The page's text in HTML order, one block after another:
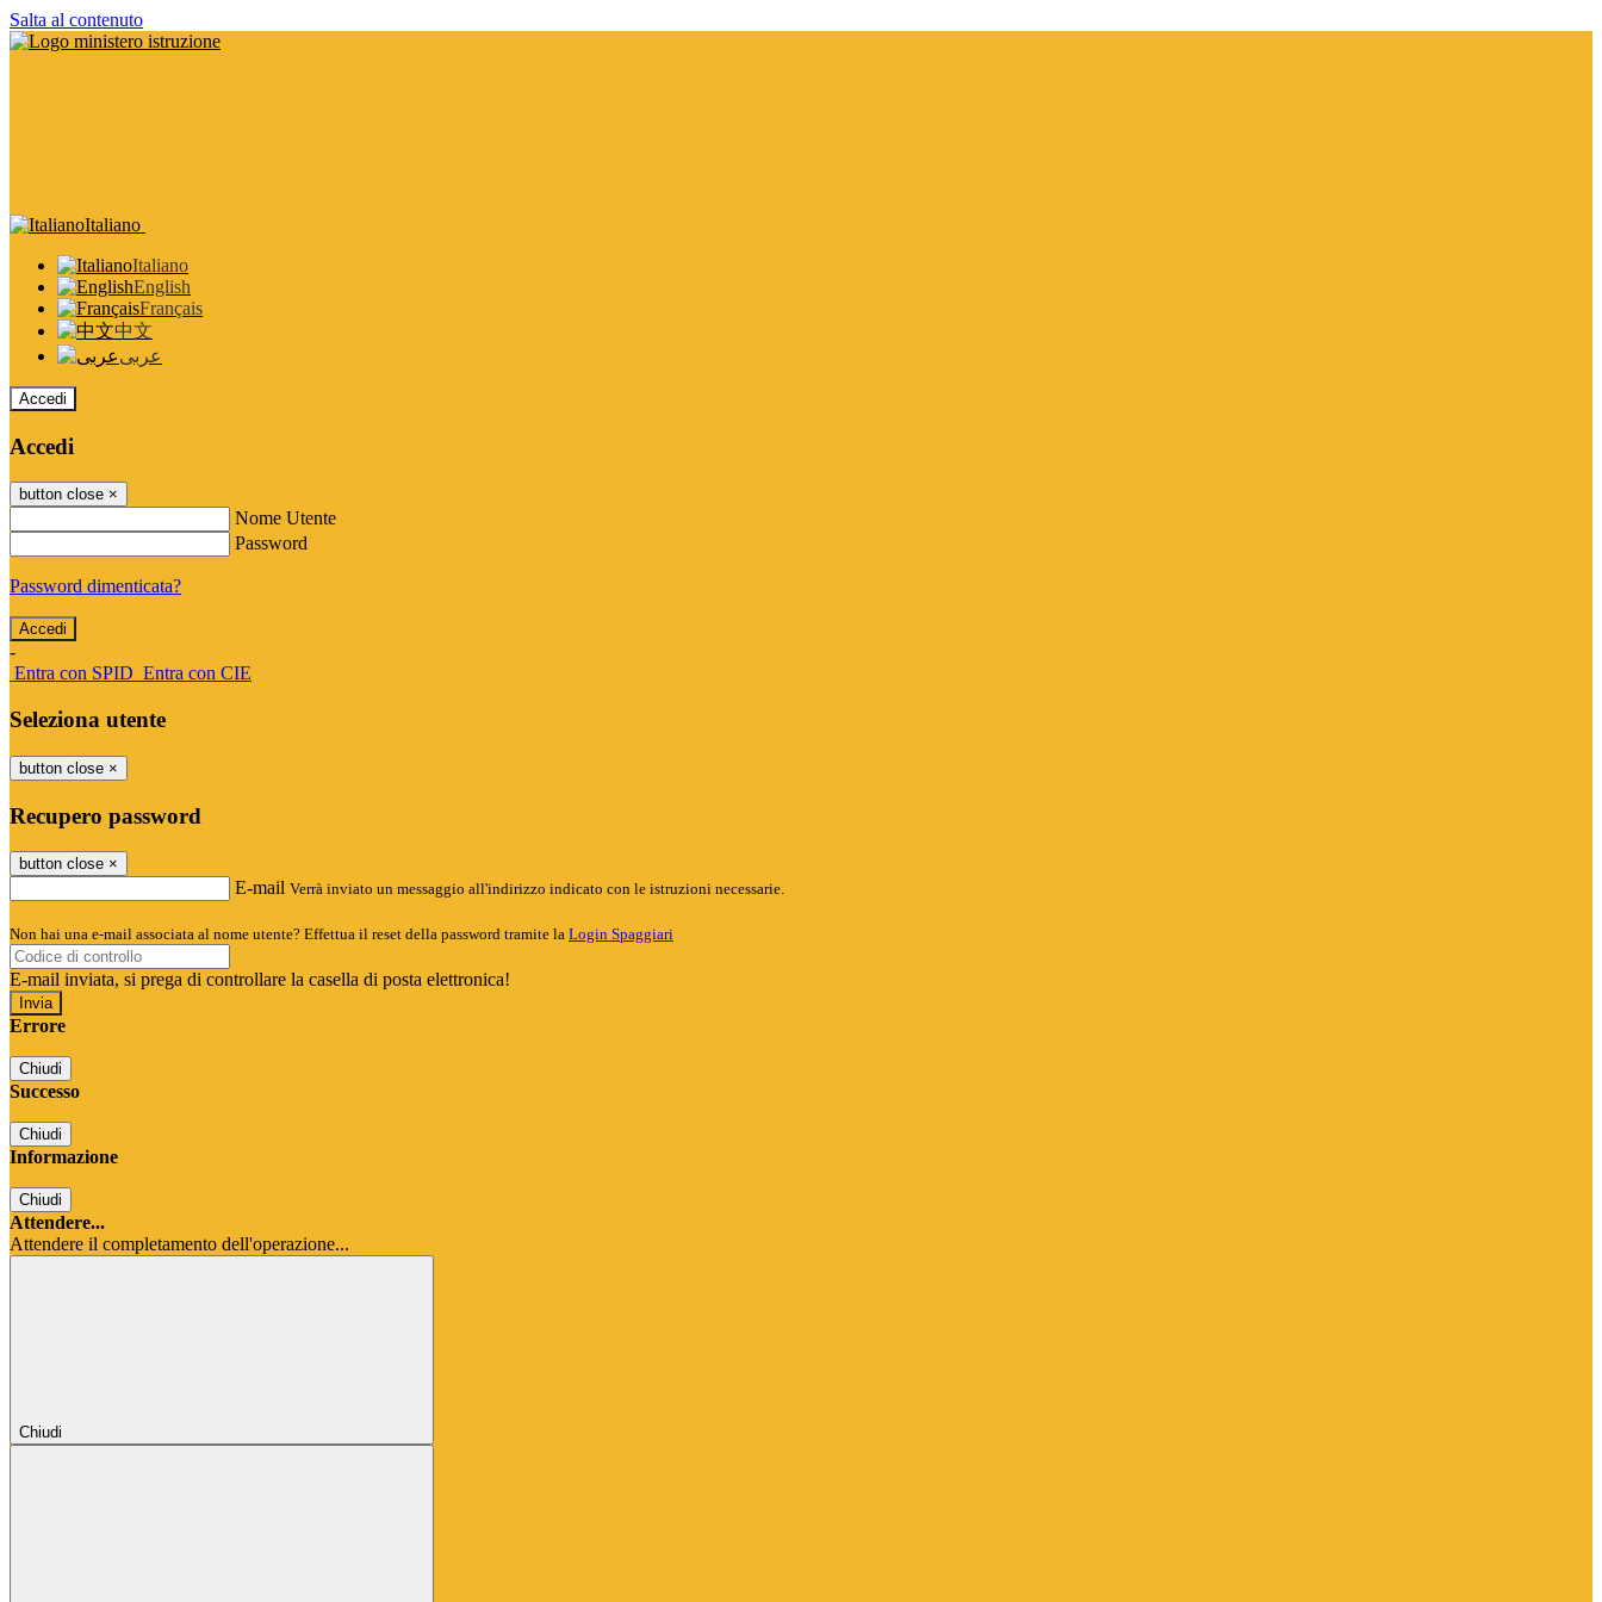
Salta al contenuto
Italiano
Italiano
English
Français
中文
عربى
Accedi
Accedi
button close ×
Nome Utente
Password
Password dimenticata?
-
Entra con SPID Entra con CIE
Seleziona utente
button close ×
Recupero password
button close ×
E-mail Verrà inviato un messaggio all'indirizzo indicato con le istruzioni necessarie.
Non hai una e-mail associata al nome utente? Effettua il reset della password tramite la Login Spaggiari
E-mail inviata, si prega di controllare la casella di posta elettronica!
Errore
Chiudi
Successo
Chiudi
Informazione
Chiudi
Attendere...
Attendere il completamento dell'operazione...
Chiudi